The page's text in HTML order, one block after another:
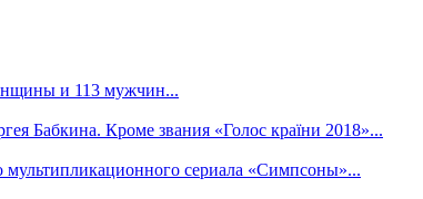
и 113 мужчин...
Бабкина. Кроме звания «Голос країни 2018»...
мультипликационного сериала «Симпсоны»...